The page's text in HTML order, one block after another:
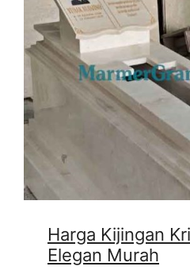
Harga Kijingan
Elegan Murah